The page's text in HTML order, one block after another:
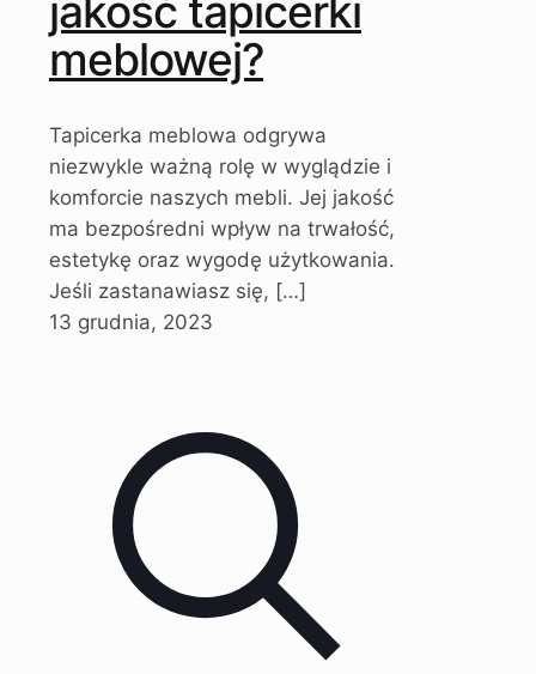
jakość tapicerki
meblowej?
Tapicerka meblowa odgrywa
niezwykle ważną rolę w wyglądzie i
komforcie naszych mebli. Jej jakość
ma bezpośredni wpływ na trwałość,
estetykę oraz wygodę użytkowania.
Jeśli zastanawiasz się, […]
13 grudnia, 2023